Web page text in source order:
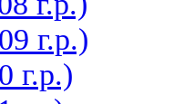
г.р.)
г.р.)